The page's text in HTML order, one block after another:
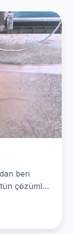
beri
çözümler